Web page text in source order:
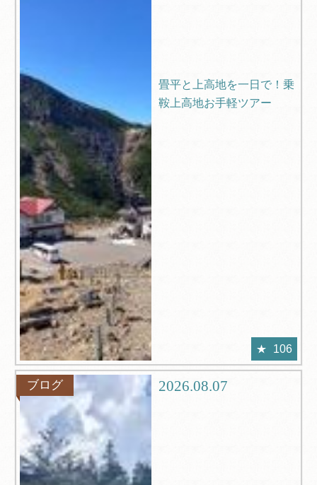
畳平と上高地を一日で！乗
鞍上高地お手軽ツアー
106
ブログ 2026.08.07